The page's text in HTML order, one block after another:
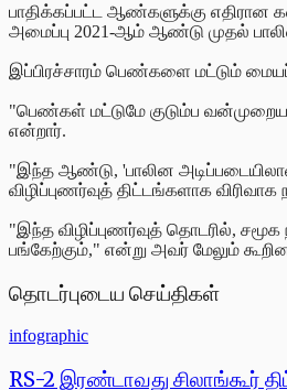
பாதிக்கப்பட்ட ஆண்களுக்கு எதிரான
அமைப்பு 2021-ஆம் ஆண்டு முதல்
இப்பிரச்சாரம் பெண்களை மட்டும்
"பெண்கள் மட்டுமே குடும்ப
என்றார்.
"இந்த ஆண்டு, 'பாலின
விழிப்புணர்வுத் திட்டங்களாக விரிவாக
"இந்த விழிப்புணர்வுத் தொடரில்,
பங்கேற்கும்," என்று அவர் மேலும்
தொடர்புடைய செய்திகள்
infographic
RS-2 இரண்டாவது சிலாங்கூர்